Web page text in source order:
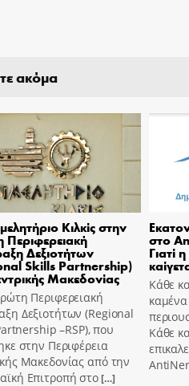
ακόμα
Κιλκίς στην
Δεξιοτήτων
Skills Partnership)
Μακεδονίας
Περιφερειακή
Δεξιοτήτων (Regional
–RSP), που
στην Περιφέρεια
Μακεδονίας από την
Επιτροπή στο[…]
στο
Γιατί
Κάθε
Κάθε